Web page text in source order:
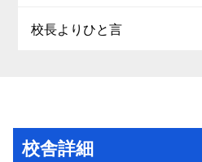
校長よりひと言
校舎詳細